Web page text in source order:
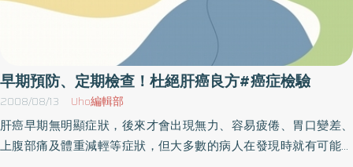
康者所關心的。「癌症基因分子標記」檢測技術可偵測絕大部分的
上皮細胞癌，包括國人最常罹患的如肝癌、肺癌、乳癌、胃癌、口
腔癌、子宮頸癌、淋巴癌，均有相當比例可檢測到此基因之變異，
因此能在第一時間發現並施以積極的治療，將可避免民眾長期處在
罹癌恐懼的威脅下。郭集慶醫師強調，癌症早期診斷、早期治療的
成效是最佳的，同時也是對抗癌症的不變法則，但是一些癌症篩檢
工具其侵入性的檢查項目，卻常常讓民眾望之卻步，也大幅降低了
接受度。而「癌症基因分子標記」檢測是利用分子生物學方法檢測
早期預防、定期檢查！杜絕肝癌良方#癌症檢驗
2008/08/13 Uho編輯部
肝癌早期無明顯症狀，後來才會出現無力、容易疲倦、胃口變差、
上腹部痛及體重減輕等症狀，但大多數的病人在發現時就有可能已